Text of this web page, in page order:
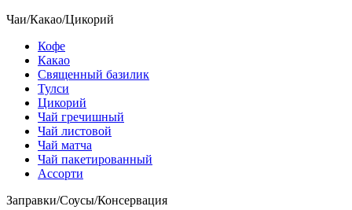
Чаи/Какао/Цикорий
Кофе
Какао
Священный базилик
Тулси
Цикорий
Чай гречишный
Чай листовой
Чай матча
Чай пакетированный
Ассорти
Заправки/Соусы/Консервация